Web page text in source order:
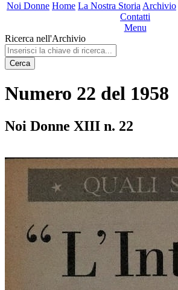
Noi Donne Home La Nostra Storia Archivio
Contatti
Menu
Ricerca nell'Archivio
Cerca
Numero 22 del 1958
Noi Donne XIII n. 22